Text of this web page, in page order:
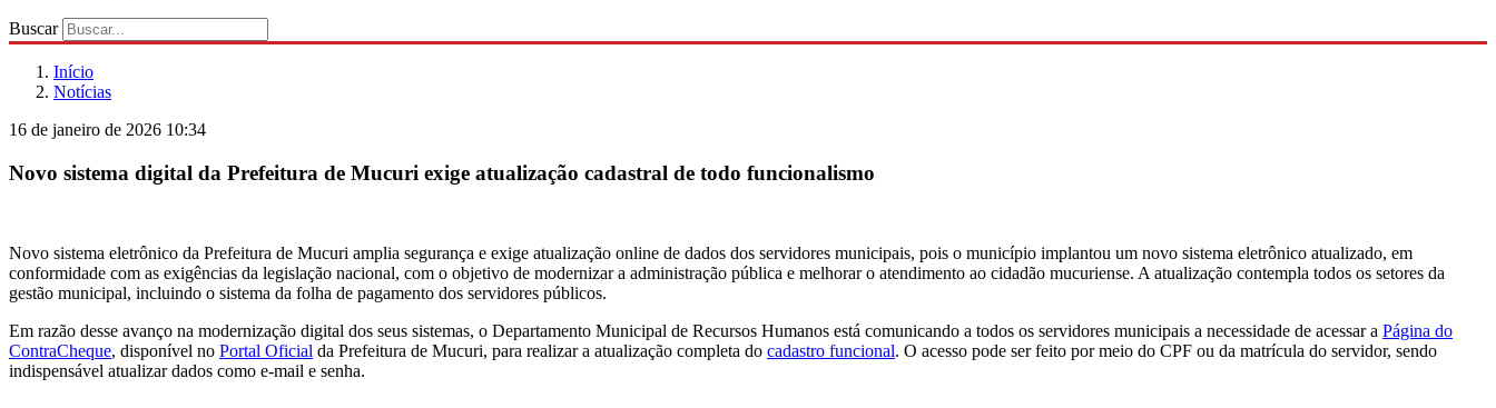
Buscar
Início
Notícias
16 de janeiro de 2026 10:34
Novo sistema digital da Prefeitura de Mucuri exige atualização cadastral de todo funcionalismo
Novo sistema eletrônico da Prefeitura de Mucuri amplia segurança e exige atualização online de dados dos servidores municipais, pois o município implantou um novo sistema eletrônico atualizado, em
conformidade com as exigências da legislação nacional, com o objetivo de modernizar a administração pública e melhorar o atendimento ao cidadão mucuriense. A atualização contempla todos os setores da
gestão municipal, incluindo o sistema da folha de pagamento dos servidores públicos.
Em razão desse avanço na modernização digital dos seus sistemas, o Departamento Municipal de Recursos Humanos está comunicando a todos os servidores municipais a necessidade de acessar a Página do
ContraCheque, disponível no Portal Oficial da Prefeitura de Mucuri, para realizar a atualização completa do cadastro funcional. O acesso pode ser feito por meio do CPF ou da matrícula do servidor, sendo
indispensável atualizar dados como e-mail e senha.